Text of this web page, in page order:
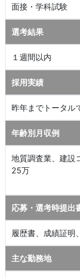
面接・学科試験
選考結果
１週間以内
採用実績
昨年までトータル
年齢別月収例
地質調査業、建
25万
応募・選考時提出
履歴書、成績証明
主な勤務地